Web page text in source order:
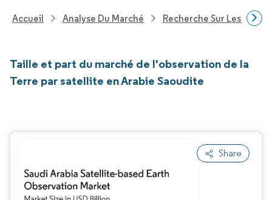
Accueil Analyse Du Marché Recherche Sur Les
Taille et part du marché de l'observation de la
Terre par satellite en Arabie Saoudite
Share